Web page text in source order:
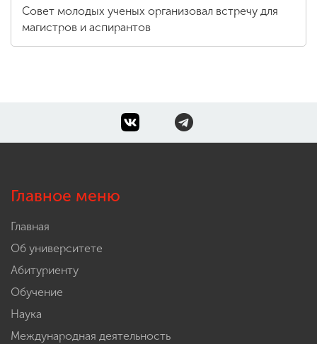
Совет молодых ученых организовал встречу для
магистров и аспирантов
Главное меню
Главная
Об университете
Абитуриенту
Обучение
Наука
Международная деятельность